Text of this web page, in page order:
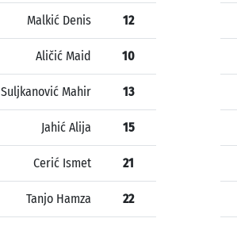
Malkić Denis 12
Aličić Maid 10
Suljkanović Mahir 13
Jahić Alija 15
Cerić Ismet 21
Tanjo Hamza 22